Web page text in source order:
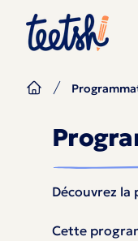
Découvrez
Cette